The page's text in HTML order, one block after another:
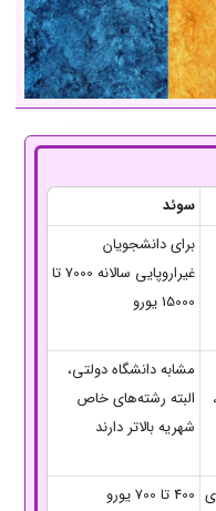
سوئد
برای دانشجویان
غیراروپایی سالانه 7000 تا
15000 یورو
یورو در سال (مثلاً MBA،
مشابه دانشگاه دولتی،
البته رشته‌های خاص
شهریه بالاتر دارند
400 تا 700 یورو